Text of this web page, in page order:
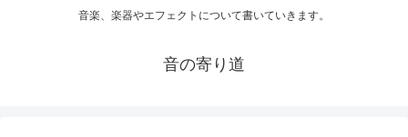
音楽、楽器やエフェクトについて書いていきます。
音の寄り道